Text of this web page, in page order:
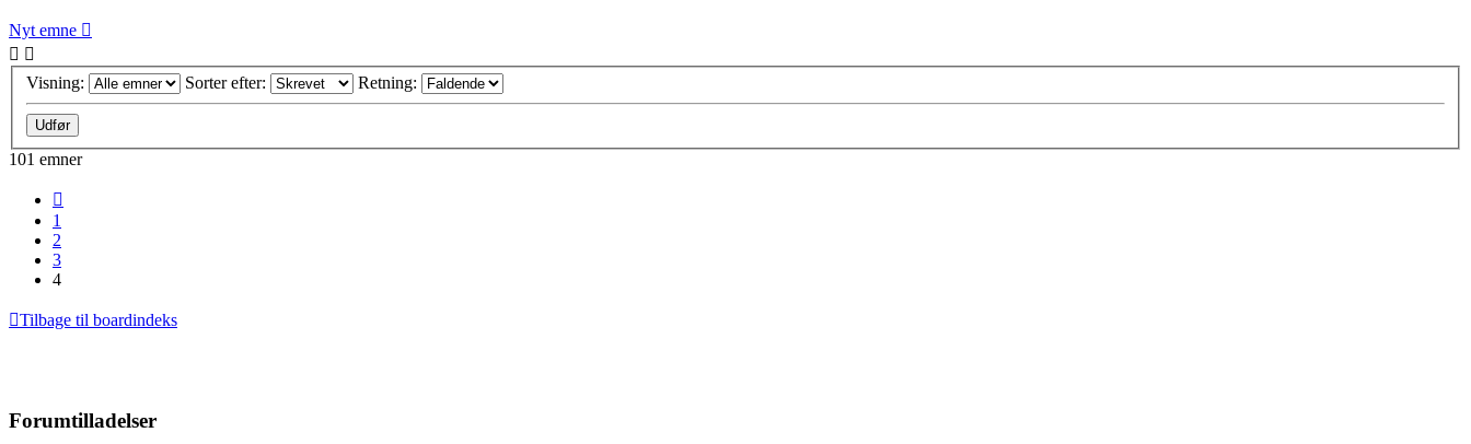
Nyt emne
Visning: Sorter efter: Retning:
101 emner
1
2
3
4
Tilbage til boardindeks
Forumtilladelser